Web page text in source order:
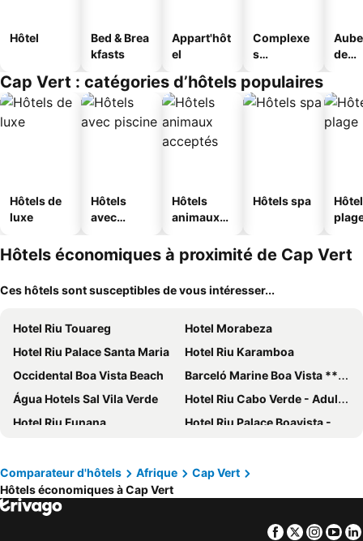
Hôtel
Bed & Brea
kfasts
Appart'hôt
el
Complexe
s
s
de
Cap Vert : catégories d’hôtels populaires
Hôtels de
luxe
Hôtels
avec
Hôtels
animaux
Hôtels spa
Hôtels économiques à proximité de Cap Vert
Ces hôtels sont susceptibles de vous intéresser...
Hotel Riu Touareg
Hotel Morabeza
Hotel Riu Palace Santa Maria
Hotel Riu Karamboa
Occidental Boa Vista Beach
Barceló Marine Boa Vista ***** Adults Only
Água Hotels Sal Vila Verde
Hotel Riu Cabo Verde - Adults Only - All Inclusive
Hotel Riu Funana
Hotel Riu Palace Boavista - All Inclusive
Odjo d'Agua
Barceló Praia Cape Verde
Pestana Trópico
Oasis Praiamar
Comparateur d'hôtels Afrique
Cap Vert
Hôtels économiques à Cap Vert
Facebook
Twitter